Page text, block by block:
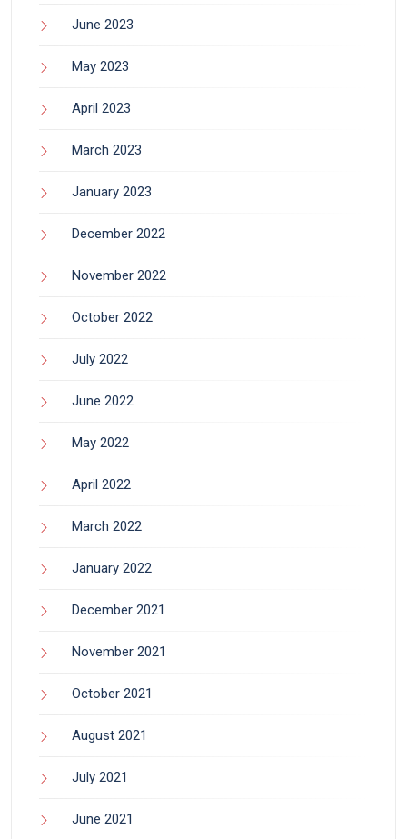
June 2023
May 2023
April 2023
March 2023
January 2023
December 2022
November 2022
October 2022
July 2022
June 2022
May 2022
April 2022
March 2022
January 2022
December 2021
November 2021
October 2021
August 2021
July 2021
June 2021